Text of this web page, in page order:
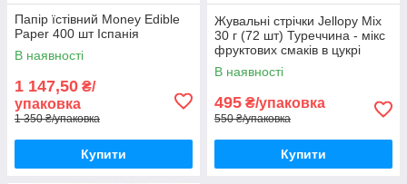
Папір їстівний Money Edible
Paper 400 шт Іспанія
В наявності
1 147,50 ₴/
упаковка
1 350 ₴/упаковка
Купити
Жувальні стрічки Jellopy Mix
30 г (72 шт) Туреччина - мікс
фруктових смаків в цукрі
В наявності
495 ₴/упаковка
550 ₴/упаковка
Купити